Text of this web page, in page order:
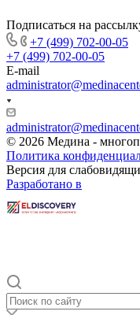
Подписаться на
+7 (499) 702-00-05
+7 (499) 702-00-05
E-mail
© 2026 Медина -
Политика
Версия для
Разработано в